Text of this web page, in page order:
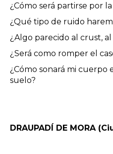
¿Cómo será partirse por
¿Qué tipo de ruido
¿Algo parecido al crust,
¿Será como romper el
¿Cómo sonará mi cuerpo
suelo?
DRAUPADÍ DE MORA